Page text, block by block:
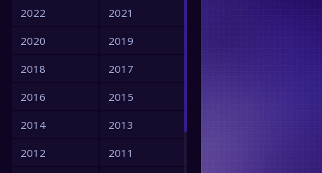
2022
2021
2020
2019
2018
2017
2016
2015
2014
2013
2012
2011